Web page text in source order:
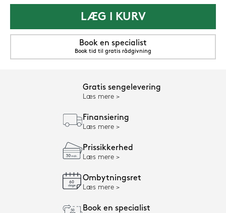
LÆG I KURV
Book en specialist
Book tid til gratis rådgivning
Gratis sengelevering
Læs mere
Finansiering
Læs mere
Prissikkerhed
Læs mere
Ombytningsret
Læs mere
Book en specialist